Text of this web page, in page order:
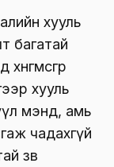
хууль
багатай
хууль
мэнд, амь
чадахгүй
зөв